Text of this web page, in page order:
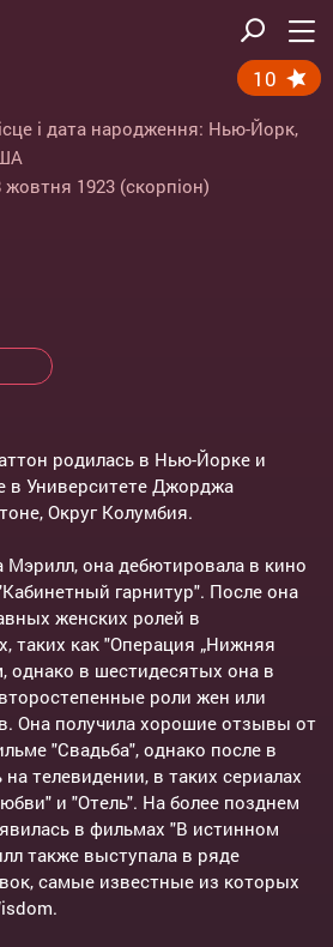
10
і дата народження: Нью-Йорк,
жовтня 1923 (скорпіон)
родилась в Нью-Йорке и
в Университете Джорджа
Округ Колумбия.
она дебютировала в кино
гарнитур". После она
женских ролей в
таких как "Операция „Нижняя
однако в шестидесятых она в
роли жен или
Она получила хорошие отзывы от
"Свадьба", однако после в
телевидении, в таких сериалах
и "Отель". На более позднем
в фильмах "В истинном
также выступала в ряде
самые известные из которых